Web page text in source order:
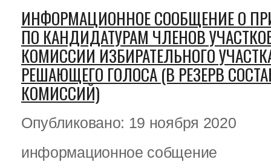
ИНФОРМАЦИОННОЕ СООБЩЕНИЕ О
ПО КАНДИДАТУРАМ ЧЛЕНОВ
КОМИССИИ ИЗБИРАТЕЛЬНОГО
РЕШАЮЩЕГО ГОЛОСА (В РЕЗЕРВ
КОМИССИЙ)
Опубликовано: 19 ноября 2020
информационное собщение